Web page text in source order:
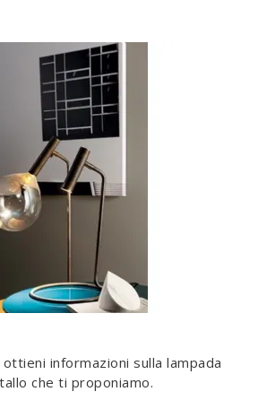
informazioni sulla lampada
che ti proponiamo.